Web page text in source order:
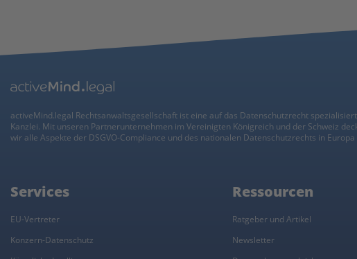
activeMind.legal Rechtsanwaltsgesellschaft ist eine auf das Datenschutzrecht
Kanzlei. Mit unseren Partnerunternehmen im Vereinigten Königreich und der Schweiz
wir alle Aspekte der DSGVO-Compliance und des nationalen Datenschutzrechts in Europa
Services
EU-Vertreter
Konzern-Datenschutz
Ressourcen
Ratgeber und Artikel
Newsletter